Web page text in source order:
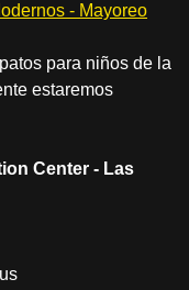
- Mayoreo
para niños de la
estaremos
Center - Las